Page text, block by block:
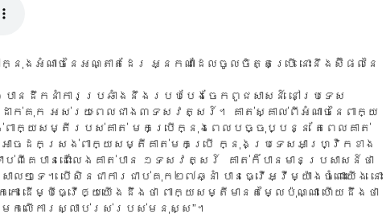
នុង​អំណាច​នៃ​អណ្តាត​ដែរ អ្នក​ណា​ដែល​ចូល​ចិត្ត​ប្រើ នោះ​នឹង​ស៊ី​ផល​នៃ​
បាន​ដឹក​នាំ​ការ​ប្រឆាំង​នឹង​របប​បែង​ចែក​ពូជសាសន៍ នៅ​ប្រទេស​
ាក់​គុក ​អស់​រយៈ​ពេល​ជាង​៣​ទសវត្សរ៍។ គាត់​ស្គាល់​ពី​អំណាច​នៃ​ពាក្យ​
ពាក្យ​សម្តី​របស់​គាត់ មក​ប្រើ​ក្នុង​ពេល​បច្ចុប្បន្ន តែ​ពេល​គាត់​
ច​ដក​ស្រង់​ពាក្យ​សម្តី​គាត់​មក​ប្រើ ក្នុង​ប្រទេស​អាហ្វ្រិក​ខាង​
ពី​គេ​បាន​ដោះ​លែង​គាត់​បាន ១ទសវត្សរ៍ គាត់​ក៏​បាន​មាន​ប្រសាសន៍​ថា
ៗ​ទេ។ បើ​សិន​ជា​ការ​ជាប់​គុក​២៧​ឆ្នាំ បាន​ធ្វើ​អ្វី​ម្យ៉ាង​ចំពោះ​យើង នោះ​
ោ ដើម្បី​ធ្វើ​ឲ្យ​យើង​ដឹង​ថា ពាក្យ​សម្តី​មាន​តម្លៃ​ប៉ុណ្ណា ហើយដឹង​ថា
មក​លើ​ការ​ស្លាប់​រស់​របស់​មនុស្ស”។